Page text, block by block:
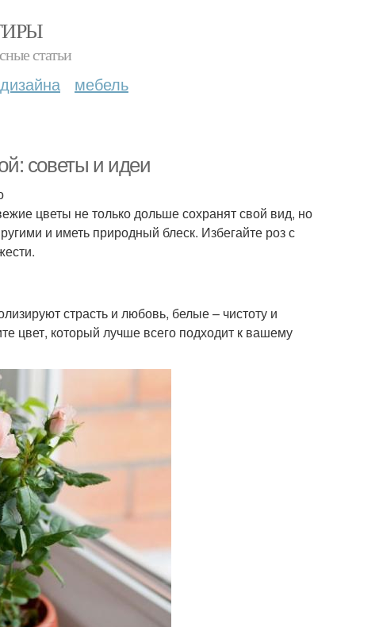
статьи
мебель
советы и идеи
цветы не только дольше сохранят свой вид, но
и иметь природный блеск. Избегайте роз с
страсть и любовь, белые – чистоту и
цвет, который лучше всего подходит к вашему